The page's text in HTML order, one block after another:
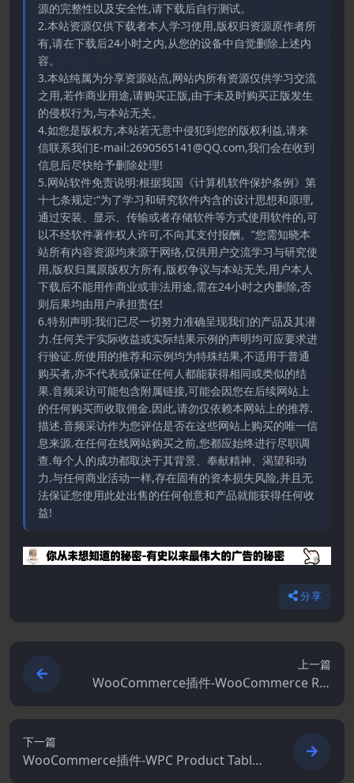
源的完整性以及安全性,请下载后自行测试。
2.本站资源仅供下载者本人学习使用,版权归资源原作者所
有,请在下载后24小时之内,从您的设备中自觉删除上述内
容。
3.本站纯属为分享资源站点,网站内所有资源仅供学习交流
之用,若作商业用途,请购买正版,由于未及时购买正版发生
的侵权行为,与本站无关。
4.如您是版权方,本站若无意中侵犯到您的版权利益,请来
信联系我们E-mail:2690565141@QQ.com,我们会在收到
信息后尽快给予删除处理!
5.网站软件免责说明:根据我国《计算机软件保护条例》第
十七条规定:“为了学习和研究软件内含的设计思想和原理,
通过安装、显示、传输或者存储软件等方式使用软件的,可
以不经软件著作权人许可,不向其支付报酬。”您需知晓本
站所有内容资源均来源于网络,仅供用户交流学习与研究使
用,版权归属原版权方所有,版权争议与本站无关,用户本人
下载后不能用作商业或非法用途,需在24小时之内删除,否
则后果均由用户承担责任!
6.特别声明:我们已尽一切努力准确呈现我们的产品及其潜
力.任何关于实际收益或实际结果示例的声明均可应要求进
行验证.所使用的推荐和示例均为特殊结果,不适用于普通
购买者,亦不代表或保证任何人都能获得相同或类似的结
果.音频采访可能包含附属链接,可能会因您在后续网站上
的任何购买而收取佣金.因此,请勿仅依赖本网站上的推荐.
描述.音频采访作为您评估是否在这些网站上购买的唯一信
息来源.在任何在线网站购买之前,您都应始终进行尽职调
查.每个人的成功都取决于其背景、奉献精神、渴望和动
力.与任何商业活动一样,存在固有的资本损失风险,并且无
法保证您使用此处出售的任何创意和产品就能获得任何收
益!
分享
上一篇
WooCommerce插件-WooCommerce Ret
urns and Warranty Requests 2.5.4
下一篇
WooCommerce插件-WPC Product Table f